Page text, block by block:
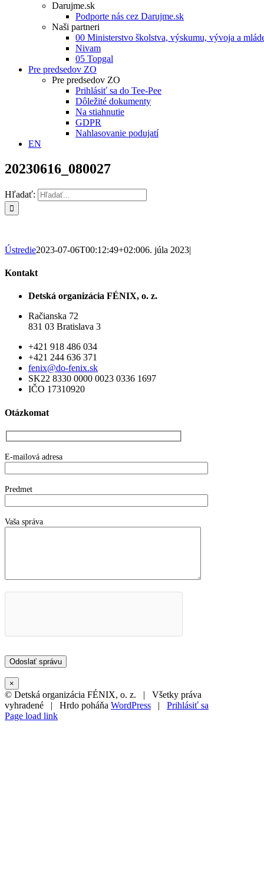
Darujme.sk
Podporte nás cez Darujme.sk
Naši partneri
00 Ministerstvo školstva, výskumu, vývoja a
Nivam
05 Topgal
Pre predsedov ZO
Pre predsedov ZO
Prihlásiť sa do Tee-Pee
Dôležité dokumenty
Na stiahnutie
GDPR
Nahlasovanie podujatí
EN
20230616_080027
Hľadať:
Ústredie2023-07-06T00:12:49+02:006. júla 2023|
Kontakt
Detská organizácia FÉNIX, o. z.
Račianska 72
831 03 Bratislava 3
+421 918 486 034
+421 244 636 371
fenix@do-fenix.sk
SK22 8330 0000 0023 0336 1697
IČO 17310920
Otázkomat
E-mailová adresa
Predmet
Vaša správa
×
© Detská organizácia FÉNIX, o. z. | Všetky práva
vyhradené | Hrdo poháňa WordPress
Prihlásiť sa
Page load link